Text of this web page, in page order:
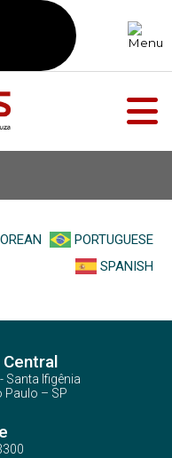
PORTUGUESE
SPANISH
Santa Ifigênia
Paulo – SP